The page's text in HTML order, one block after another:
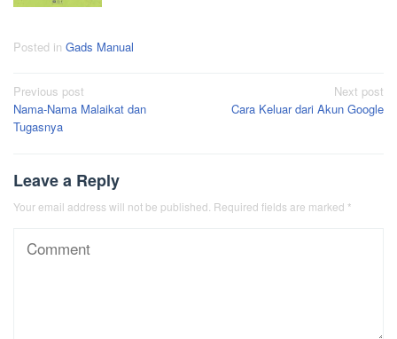
Posted in Gads Manual
Post
navigation
Previous post
Nama-Nama Malaikat dan
Tugasnya
Next post
Cara Keluar dari Akun Google
Leave a Reply
Your email address will not be published. Required fields are marked *